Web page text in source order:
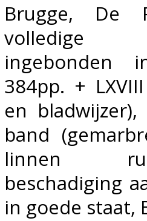
‎Brugge, De
volledige
ingebonden
384pp. +
en
band
linnen
beschadiging
in goede staat,